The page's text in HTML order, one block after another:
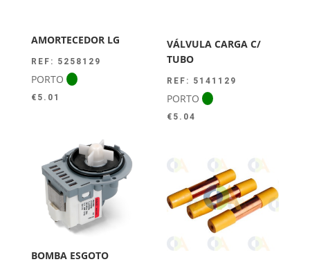
AMORTECEDOR LG
REF: 5258129
PORTO
€ 5.01
VÁLVULA CARGA C/
TUBO
REF: 5141129
PORTO
€ 5.04
BOMBA ESGOTO